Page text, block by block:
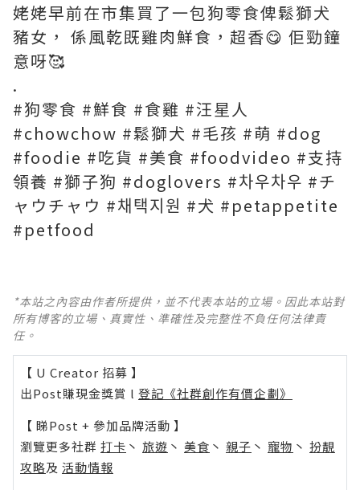
姥姥早前在市集買了一包狗零食俾鬆獅犬
豬女， 係風乾既雞肉鮮食，超香😋 佢勁鐘
意呀🥰
.
#狗零食 #鮮食 #食雞 #汪星人
#chowchow #鬆獅犬 #毛孩 #萌 #dog
#foodie #吃貨 #美食 #foodvideo #支持
領養 #獅子狗 #doglovers #차우차우 #チ
ャウチャウ #채택지원 #犬 #petappetite
#petfood
*本站之內容由作者所提供，並不代表本站的立場。因此本站對
所有博客的立場、真實性、準確性及完整性不負任何法律責
任。
【 U Creator 招募 】
出Post賺現金獎賞 l 登記《社群創作有價企劃》
【 睇Post + 參加品牌活動 】
瀏覽更多社群 打卡 丶 旅遊 丶 美食 丶 親子 丶 寵物 丶 扮靚
攻略及 活動情報